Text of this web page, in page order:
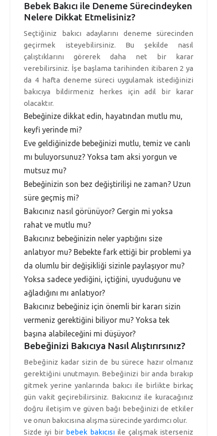
Bebek Bakıcı ile Deneme Sürecindeyken
Nelere Dikkat Etmelisiniz?
Seçtiğiniz bakıcı adaylarını deneme sürecinden
geçirmek isteyebilirsiniz. Bu şekilde nasıl
çalıştıklarını görerek daha net bir karar
verebilirsiniz. İşe başlama tarihinden itibaren 2 ya
da 4 hafta deneme süreci uygulamak istediğinizi
bakıcıya bildirmeniz herkes için adil bir karar
olacaktır.
Bebeğinize dikkat edin, hayatından mutlu mu,
keyfi yerinde mi?
Eve geldiğinizde bebeğinizi mutlu, temiz ve canlı
mı buluyorsunuz? Yoksa tam aksi yorgun ve
mutsuz mu?
Bebeğinizin son bez değiştirilişi ne zaman? Uzun
süre geçmiş mi?
Bakıcınız nasıl görünüyor? Gergin mi yoksa
rahat ve mutlu mu?
Bakıcınız bebeğinizin neler yaptığını size
anlatıyor mu? Bebekte fark ettiği bir problemi ya
da olumlu bir değişikliği sizinle paylaşıyor mu?
Yoksa sadece yediğini, içtiğini, uyuduğunu ve
ağladığını mı anlatıyor?
Bakıcınız bebeğiniz için önemli bir kararı sizin
vermeniz gerektiğini biliyor mu? Yoksa tek
başına alabileceğini mi düşüyor?
Bebeğinizi Bakıcıya Nasıl Alıştırırsınız?
Bebeğiniz kadar sizin de bu sürece hazır olmanız
gerektiğini unutmayın. Bebeğinizi bir anda bırakıp
gitmek yerine yanlarında bakıcı ile birlikte birkaç
gün vakit geçirebilirsiniz. Bakıcınız ile kuracağınız
doğru iletişim ve güven bağı bebeğinizi de etkiler
ve onun bakıcısına alışma sürecinde yardımcı olur.
Sizde iyi bir bebek bakıcısıile çalışmak isterseniz